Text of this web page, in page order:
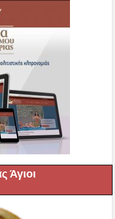
Άγιοι